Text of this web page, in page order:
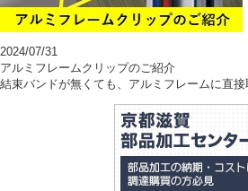
2024/07/31
アルミフレームクリップのご紹介
結束バンドが無くても、アルミフレームに直